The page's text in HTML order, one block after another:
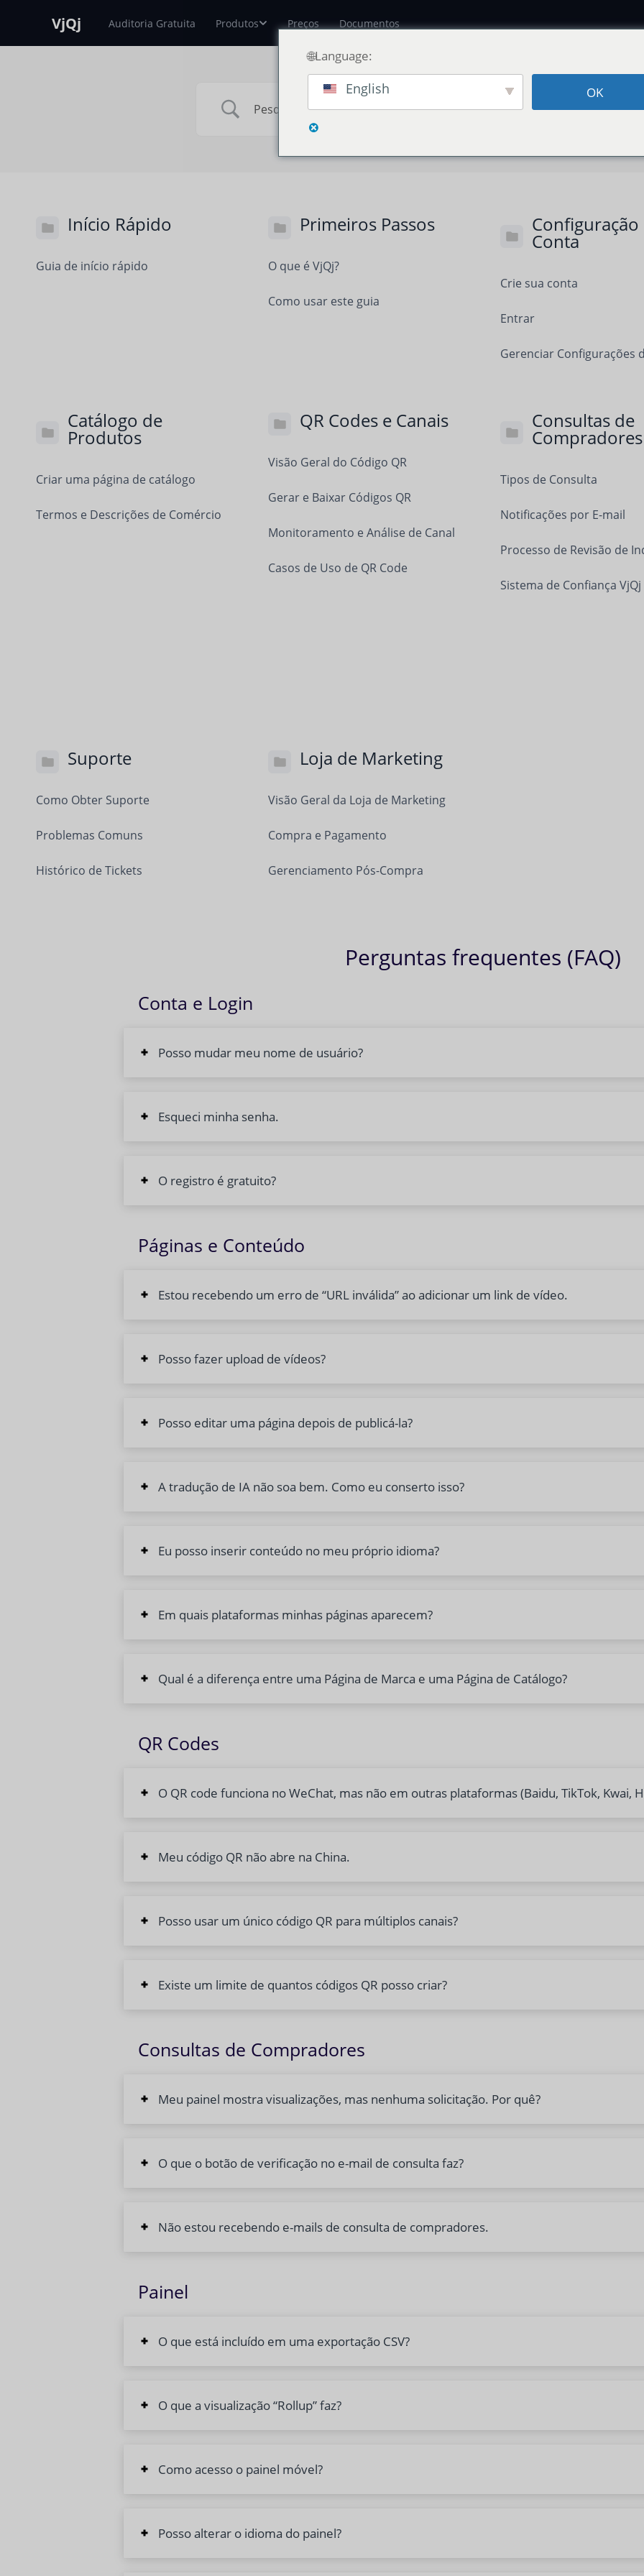
VjQj Auditoria Gratuita Produtos Preços Documentos
Início Rápido
Guia de início rápido
Primeiros Passos
O que é VjQj?
Como usar este guia
Configuração
Conta
Crie sua conta
Entrar
Gerenciar Configurações
Catálogo de
Produtos
Criar uma página de catálogo
Termos e Descrições de Comércio
QR Codes e Canais
Visão Geral do Código QR
Gerar e Baixar Códigos QR
Monitoramento e Análise de Canal
Casos de Uso de QR Code
Consultas de
Compradores
Tipos de Consulta
Notificações por E-mail
Processo de Revisão de
Sistema de Confiança VjQj
Suporte
Como Obter Suporte
Problemas Comuns
Histórico de Tickets
Loja de Marketing
Visão Geral da Loja de Marketing
Compra e Pagamento
Gerenciamento Pós-Compra
Perguntas frequentes (FAQ)
Conta e Login
Posso mudar meu nome de usuário?
Esqueci minha senha.
O registro é gratuito?
Páginas e Conteúdo
Estou recebendo um erro de “URL inválida” ao adicionar um link de vídeo.
Posso fazer upload de vídeos?
Posso editar uma página depois de publicá-la?
A tradução de IA não soa bem. Como eu conserto isso?
Eu posso inserir conteúdo no meu próprio idioma?
Em quais plataformas minhas páginas aparecem?
Qual é a diferença entre uma Página de Marca e uma Página de Catálogo?
QR Codes
O QR code funciona no WeChat, mas não em outras plataformas (Baidu, TikTok, Kwai,
Meu código QR não abre na China.
Posso usar um único código QR para múltiplos canais?
Existe um limite de quantos códigos QR posso criar?
Consultas de Compradores
Meu painel mostra visualizações, mas nenhuma solicitação. Por quê?
O que o botão de verificação no e-mail de consulta faz?
Não estou recebendo e-mails de consulta de compradores.
Painel
O que está incluído em uma exportação CSV?
O que a visualização “Rollup” faz?
Como acesso o painel móvel?
Posso alterar o idioma do painel?
🌐Language:
English OK